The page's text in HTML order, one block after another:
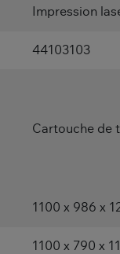
Impression
44103103
Cartouche de
1100 x 986 x
1100 x 790 x